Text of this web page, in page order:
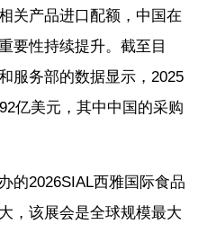
关产品进口配额，中国在
要性持续提升。截至目
服务部的数据显示，2025
亿美元，其中中国的采购
的2026SIAL西雅国际食品
，该展会是全球规模最大